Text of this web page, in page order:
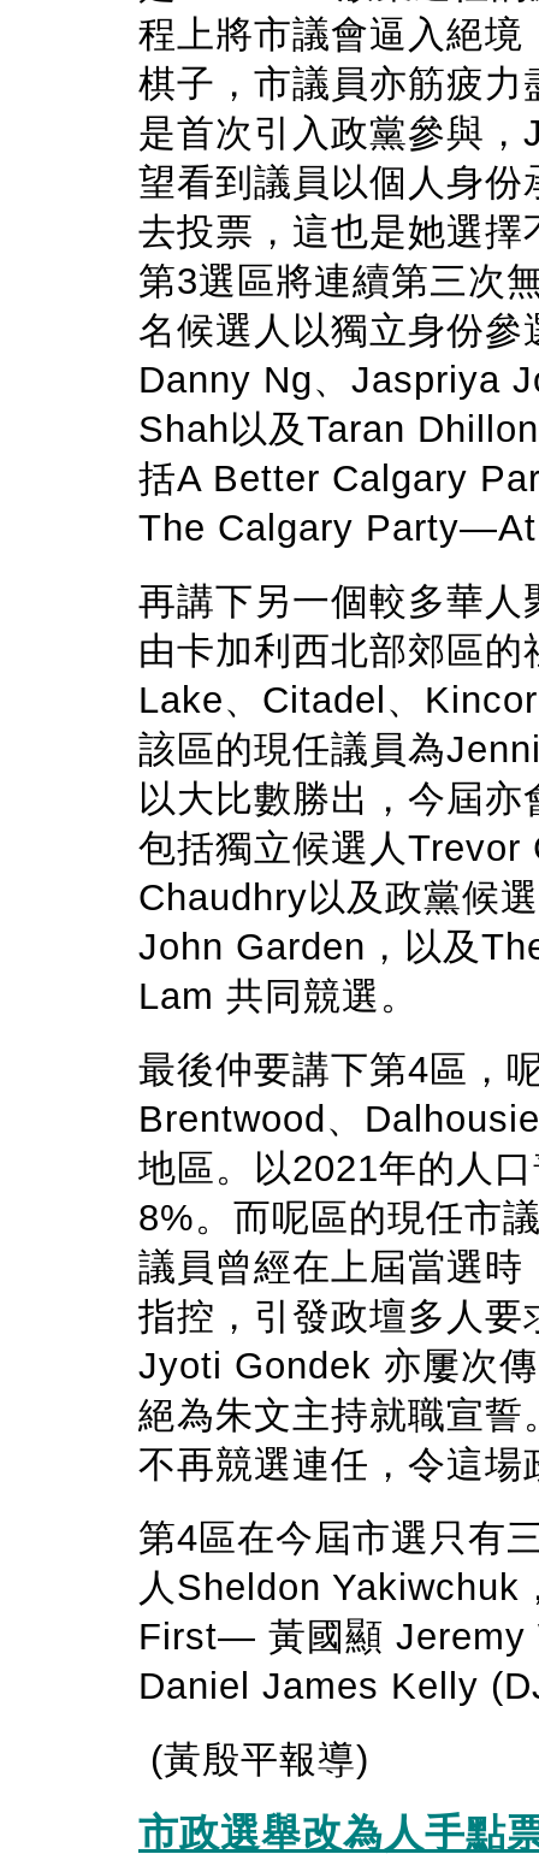
程上將市議會逼入絕
棋子，市議員亦筋疲
是首次引入政黨參與
望看到議員以個人身
去投票，這也是她選
第3選區將連續第三次
名候選人以獨立身份
Danny Ng、Jaspriya
Shah以及Taran
括A Better Calgary
The Calgary
再講下另一個較多華
由卡加利西北部郊區
Lake、Citadel、
該區的現任議員為
以大比數勝出，今屆
包括獨立候選人
Chaudhry以及政黨候
John Garden，以及
Lam 共同競選。
最後仲要講下第4區，
Brentwood、
地區。以2021年的人
8%。而呢區的現任市
議員曾經在上屆當選
指控，引發政壇多人
Jyoti Gondek 亦屢次
絕為朱文主持就職宣
不再競選連任，令這
第4區在今屆市選只有
人Sheldon Yakiwchuk
First— 黃國顯
Daniel James Kelly
(黃殷平報導)
市政選舉改為人手點